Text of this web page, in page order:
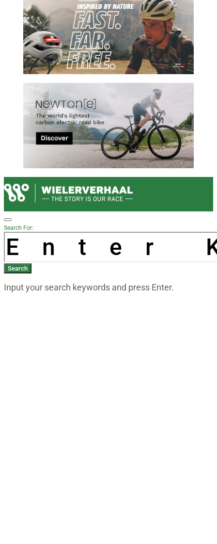
Search For:
Search
Input your search keywords and press Enter.